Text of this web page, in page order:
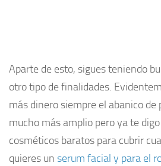
Aparte de esto, sigues teniendo
otro tipo de finalidades.
más dinero siempre el abanico de
mucho más amplio pero ya te
cosméticos baratos para cubrir
quieres un serum facial y para el